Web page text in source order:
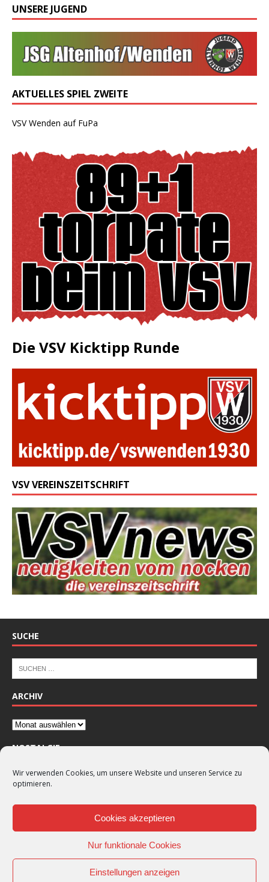
Wir verwenden Cookies, um unsere Website und unseren Service zu
optimieren.
Cookies akzeptieren
Nur funktionale Cookies
Einstellungen anzeigen
UNSERE JUGEND
AKTUELLES SPIEL ZWEITE
VSV Wenden auf FuPa
Die VSV Kicktipp Runde
VSV VEREINSZEITSCHRIFT
SUCHE
ARCHIV
NOSTALGIE